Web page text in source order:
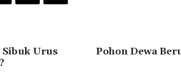
Urus
Pohon Dewa